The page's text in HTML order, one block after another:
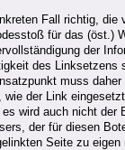
Fall richtig, die
für das (öst.)
der
des
muss
der Link
wird auch nicht
der für diesen
Seite zu eigen